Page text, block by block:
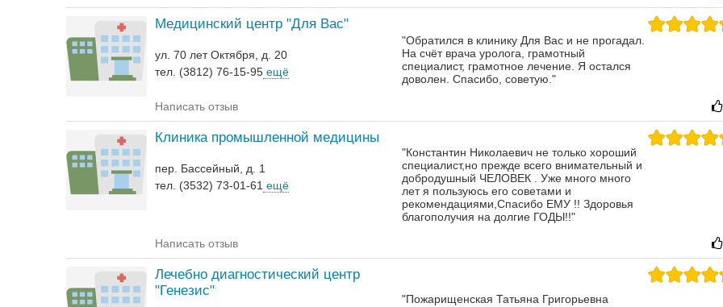
Медицинский центр "Для Вас"
ул. 70 лет Октября, д. 20
тел. (3812) 76-15-95 ещё
"Обратился в клинику Для Вас и не прогадал.
На счёт врача уролога, грамотный
специалист, грамотное лечение. Я остался
доволен. Спасибо, советую."
Написать отзыв
Клиника промышленной медицины
пер. Бассейный, д. 1
тел. (3532) 73-01-61 ещё
"Константин Николаевич не только хороший
специалист,но прежде всего внимательный и
добродушный ЧЕЛОВЕК . Уже много много
лет я пользуюсь его советами и
рекомендациями,Спасибо ЕМУ !! Здоровья
благополучия на долгие ГОДЫ!!"
Написать отзыв
Лечебно диагностический центр
"Генезис"
"Пожарищенская Татьяна Григорьевна